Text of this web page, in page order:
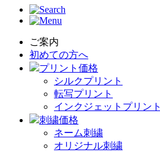
ご案内
初めての方へ
プリント価格
シルクプリント
転写プリント
インクジェットプリント
刺繍価格
ネーム刺繍
オリジナル刺繍